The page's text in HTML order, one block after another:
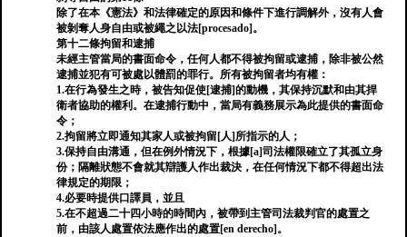
除了在本《憲法》和法律確定的原因和條件下進行調解外，沒有人會
被剝奪人身自由或被繩之以法[procesado]。
第十二條拘留和逮捕
未經主管當局的書面命令，任何人都不得被拘留或逮捕，除非被公然
逮捕並犯有可被處以體罰的罪行。所有被拘留者均有權：
1.在行為發生之時，被告知促使[逮捕]的動機，其保持沉默和由其捍
衛者協助的權利。在逮捕行動中，當局有義務展示為此提供的書面命
令；
2.拘留將立即通知其家人或被拘留[人]所指示的人；
3.保持自由溝通，但在例外情況下，根據[a]司法權限確立了其孤立身
份；隔離狀態不會就其辯護人作出裁決，在任何情況下都不得超出法
律規定的期限；
4.必要時提供口譯員，並且
5.在不超過二十四小時的時間內，被帶到主管司法裁判官的處置之
前，由該人處置依法應作出的處置[en derecho]。